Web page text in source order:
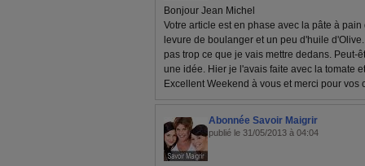
Bonjour Jean Michel
Votre article est en phase avec la pâte à
levure de boulanger et un peu d'huile
pas trop ce que je vais mettre dedans. Peut-
une idée. Hier je l'avais faite avec la tomate
Excellent Weekend à vous et merci pour vos
Abonnée Savoir Maigrir
publié le 31/05/2013 à 04:04